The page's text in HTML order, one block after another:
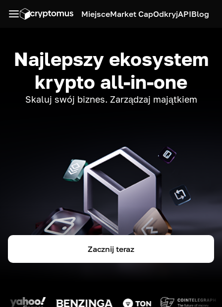
MiejsceMarket CapOdkryjAPIBlog
Najlepszy ekosystem
krypto all-in-one
Skaluj swój biznes. Zarządzaj majątkiem
Zacznij teraz